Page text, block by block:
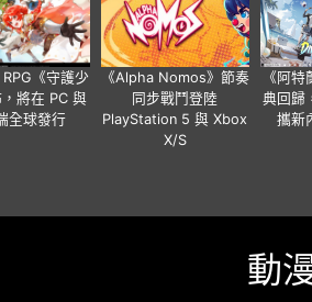
《守護少
將在 PC 與
全球發行
《Alpha Nomos》節奏
同步戰鬥登陸
PlayStation 5 與 Xbox
X/S
《阿
典回歸
攜新
動